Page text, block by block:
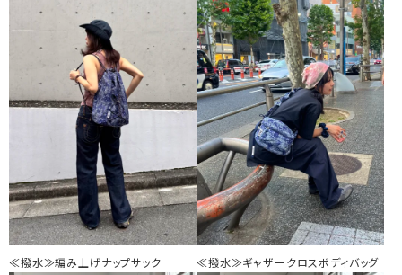
≪撥水≫編み上げナップサック ≪撥水≫ギャザークロスボディバッグ